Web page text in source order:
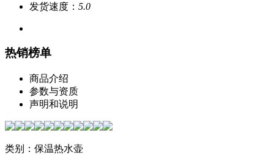
发货速度： 5.0
热销榜单
商品介绍
参数与资质
声明和说明
类别：保温热水壶